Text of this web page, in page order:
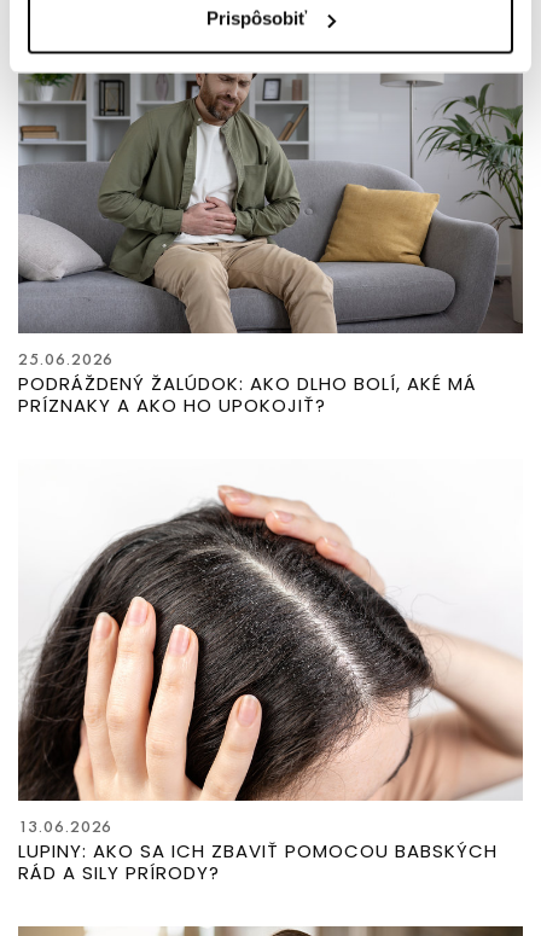
Prispôsobiť
25.06.2026
PODRÁŽDENÝ ŽALÚDOK: AKO DLHO BOLÍ, AKÉ MÁ
PRÍZNAKY A AKO HO UPOKOJIŤ?
13.06.2026
LUPINY: AKO SA ICH ZBAVIŤ POMOCOU BABSKÝCH
RÁD A SILY PRÍRODY?